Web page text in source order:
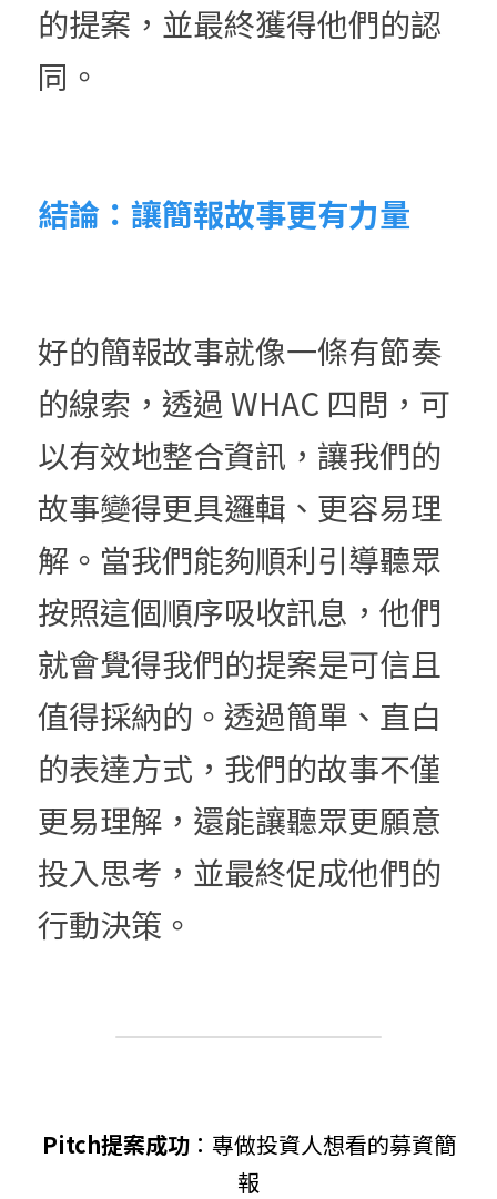
的提案，並最終獲得他們的認
同。
結論：讓簡報故事更有力量
好的簡報故事就像一條有節奏
的線索，透過 WHAC 四問，可
以有效地整合資訊，讓我們的
故事變得更具邏輯、更容易理
解。當我們能夠順利引導聽眾
按照這個順序吸收訊息，他們
就會覺得我們的提案是可信且
值得採納的。透過簡單、直白
的表達方式，我們的故事不僅
更易理解，還能讓聽眾更願意
投入思考，並最終促成他們的
行動決策。
Pitch提案成功：專做投資人想看的募資簡
報